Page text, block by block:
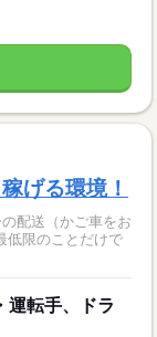
げる環境！
配送（かご車をお
低限のことだけで
運転手、ドラ